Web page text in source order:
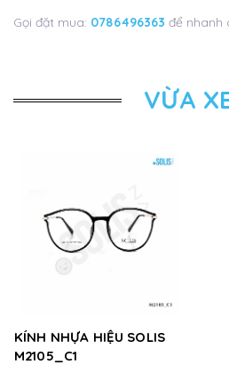
Gọi đặt mua: 0786496363 để nhanh
VỪA
KÍNH NHỰA HIỆU SOLIS
M2105_C1